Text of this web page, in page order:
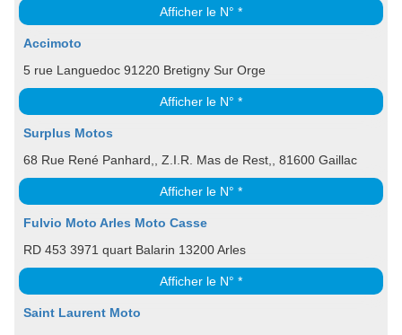
Afficher le N° *
Accimoto
5 rue Languedoc 91220 Bretigny Sur Orge
Afficher le N° *
Surplus Motos
68 Rue René Panhard,, Z.I.R. Mas de Rest,, 81600 Gaillac
Afficher le N° *
Fulvio Moto Arles Moto Casse
RD 453 3971 quart Balarin 13200 Arles
Afficher le N° *
Saint Laurent Moto